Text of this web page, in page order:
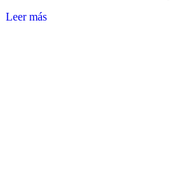
Leer más